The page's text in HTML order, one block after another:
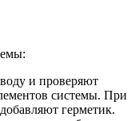
и проверяют
системы. При
герметик.